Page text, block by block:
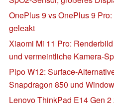
OnePlus 9 vs OnePlus 9
geleakt
Xiaomi Mi 11 Pro:
und vermeintliche Kamera-
Pipo W12: Surface-
Snapdragon 850 und
Lenovo ThinkPad E14 Gen